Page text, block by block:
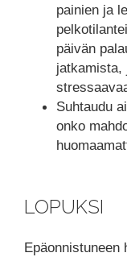
painien ja
päivän
jatkamista,
Suhtaudu
onko
LOPUKSI
Epäonnistuneen